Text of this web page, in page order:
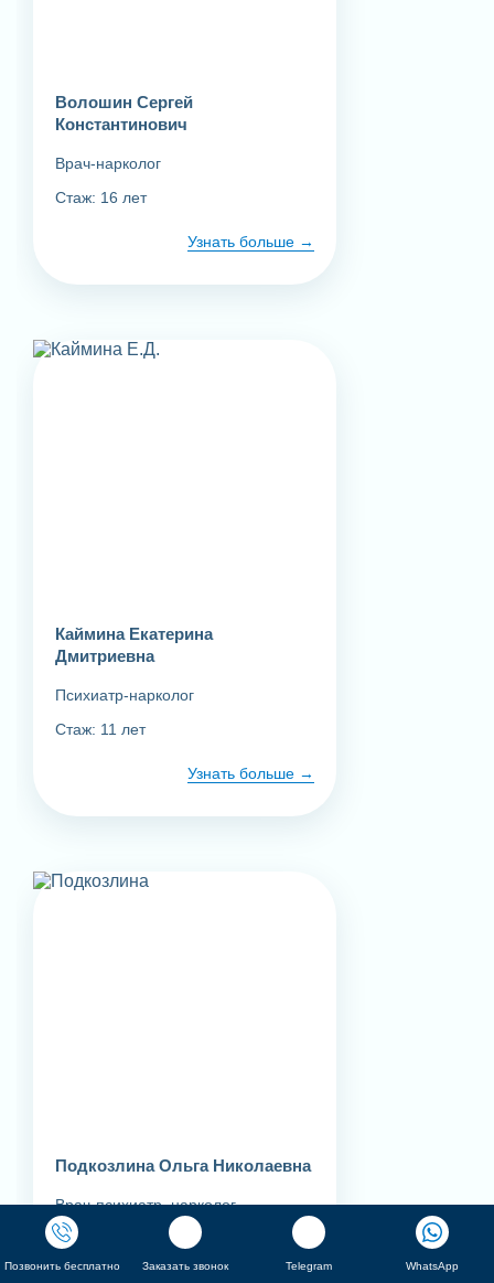
Волошин Сергей
Константинович
Врач-нарколог
Стаж: 16 лет
Узнать больше
Каймина Екатерина
Дмитриевна
Психиатр-нарколог
Стаж: 11 лет
Узнать больше
Подкозлина Ольга Николаевна
Врач-психиатр, нарколог,
психотерапевт
Стаж: 8
Позвонить бесплатно Заказать звонок Telegram WhatsApp